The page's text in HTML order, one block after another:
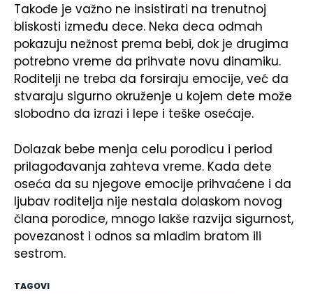
Takođe je važno ne insistirati na trenutnoj
bliskosti između dece. Neka deca odmah
pokazuju nežnost prema bebi, dok je drugima
potrebno vreme da prihvate novu dinamiku.
Roditelji ne treba da forsiraju emocije, već da
stvaraju sigurno okruženje u kojem dete može
slobodno da izrazi i lepe i teške osećaje.
Dolazak bebe menja celu porodicu i period
prilagođavanja zahteva vreme. Kada dete
oseća da su njegove emocije prihvaćene i da
ljubav roditelja nije nestala dolaskom novog
člana porodice, mnogo lakše razvija sigurnost,
povezanost i odnos sa mlađim bratom ili
sestrom.
TAGOVI